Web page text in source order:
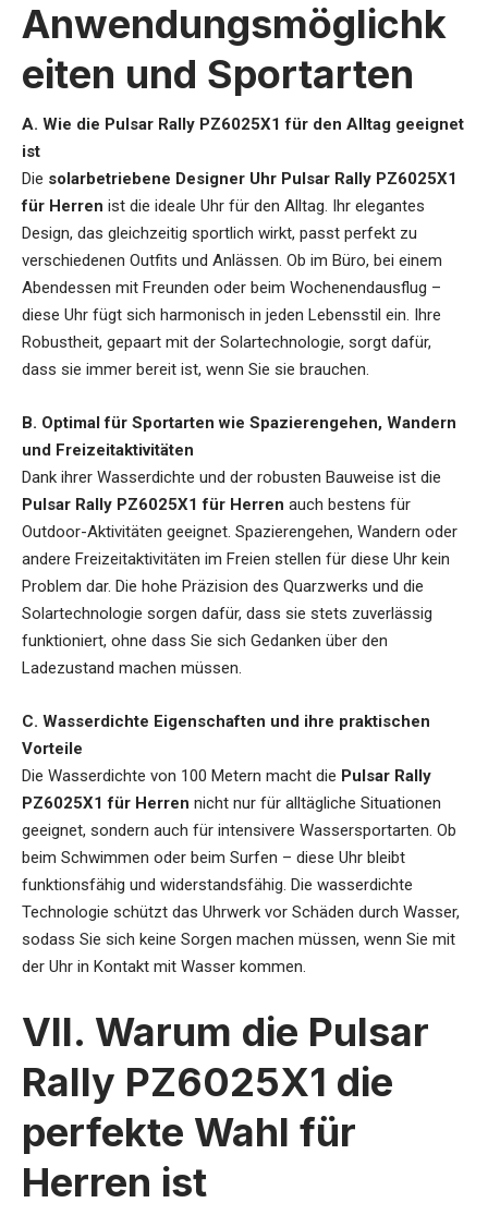
Anwendungsmöglichk
eiten und Sportarten
A. Wie die Pulsar Rally PZ6025X1 für den Alltag geeignet
ist
Die solarbetriebene Designer Uhr Pulsar Rally PZ6025X1
für Herren ist die ideale Uhr für den Alltag. Ihr elegantes
Design, das gleichzeitig sportlich wirkt, passt perfekt zu
verschiedenen Outfits und Anlässen. Ob im Büro, bei einem
Abendessen mit Freunden oder beim Wochenendausflug –
diese Uhr fügt sich harmonisch in jeden Lebensstil ein. Ihre
Robustheit, gepaart mit der Solartechnologie, sorgt dafür,
dass sie immer bereit ist, wenn Sie sie brauchen.
B. Optimal für Sportarten wie Spazierengehen, Wandern
und Freizeitaktivitäten
Dank ihrer Wasserdichte und der robusten Bauweise ist die
Pulsar Rally PZ6025X1 für Herren auch bestens für
Outdoor-Aktivitäten geeignet. Spazierengehen, Wandern oder
andere Freizeitaktivitäten im Freien stellen für diese Uhr kein
Problem dar. Die hohe Präzision des Quarzwerks und die
Solartechnologie sorgen dafür, dass sie stets zuverlässig
funktioniert, ohne dass Sie sich Gedanken über den
Ladezustand machen müssen.
C. Wasserdichte Eigenschaften und ihre praktischen
Vorteile
Die Wasserdichte von 100 Metern macht die Pulsar Rally
PZ6025X1 für Herren nicht nur für alltägliche Situationen
geeignet, sondern auch für intensivere Wassersportarten. Ob
beim Schwimmen oder beim Surfen – diese Uhr bleibt
funktionsfähig und widerstandsfähig. Die wasserdichte
Technologie schützt das Uhrwerk vor Schäden durch Wasser,
sodass Sie sich keine Sorgen machen müssen, wenn Sie mit
der Uhr in Kontakt mit Wasser kommen.
VII. Warum die Pulsar
Rally PZ6025X1 die
perfekte Wahl für
Herren ist